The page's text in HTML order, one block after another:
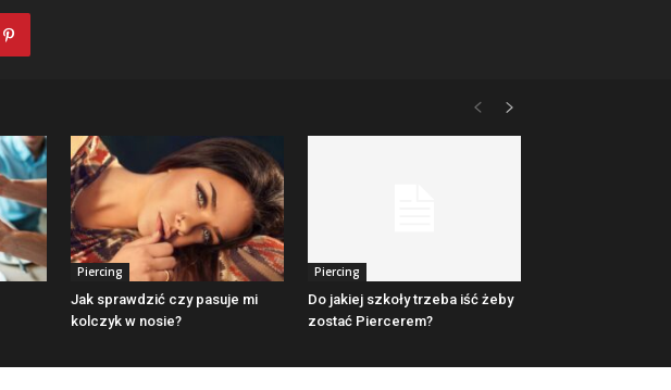
Piercing
Jak sprawdzić czy pasuje mi
kolczyk w nosie?
Piercing
Do jakiej szkoły trzeba iść żeby
zostać Piercerem?